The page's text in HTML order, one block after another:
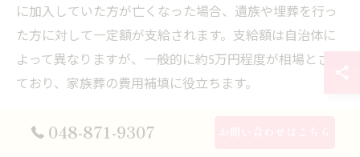
に加入していた方が亡くなった場合、遺族や埋葬を行っ
た方に対して一定額が支給されます。支給額は自治体に
よって異なりますが、一般的に約5万円程度が相場とされ
ており、家族葬の費用補填に役立ちます。
可能であり、家族葬においても適用される点が特徴で
048-871-9307